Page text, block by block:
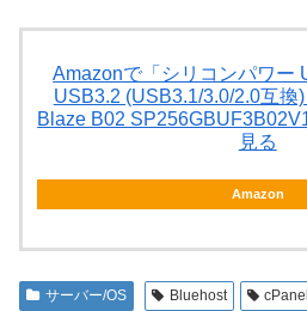
Amazonで「シリコンパワー
USB3.2 (USB3.1/3.0/2.0互換
Blaze B02
見る
Amazon
サーバー/OS Bluehost cPanel